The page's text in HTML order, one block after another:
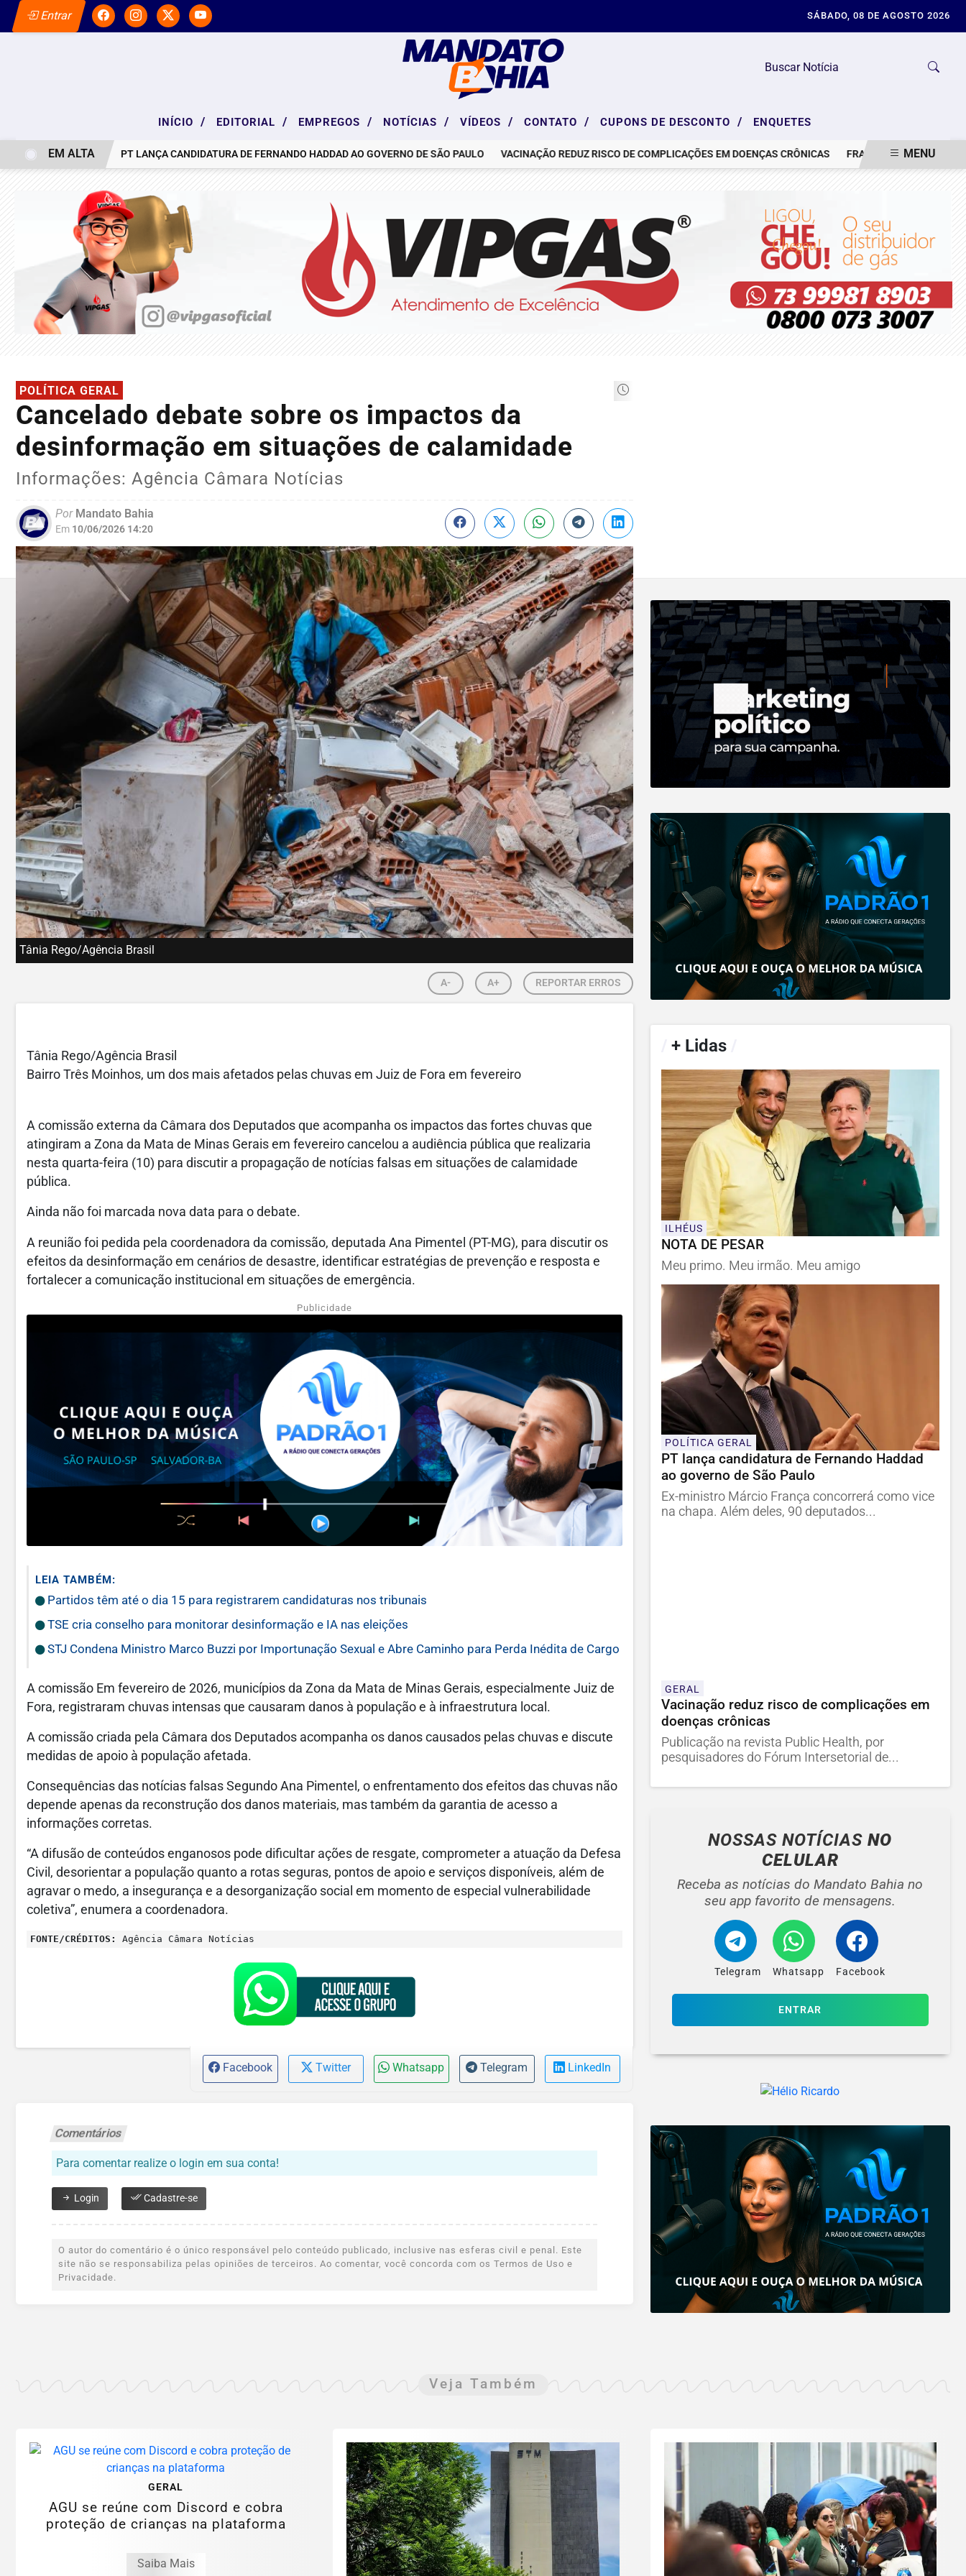
Entrar SÁBADO, 08 DE AGOSTO 2026
INÍCIO / EDITORIAL / EMPREGOS / NOTÍCIAS / VÍDEOS / CONTATO / CUPONS DE DESCONTO / ENQUETES
DE PESAR PT LANÇA CANDIDATURA DE FERNANDO HADDAD AO GOVERNO DE SÃO PAULO VACINAÇÃO REDUZ RISCO DE COMPLICAÇÕES EM DOENÇAS CRÔNICAS FRAUDE EM ENERGIA SOLAR NO
EM ALTA MENU
POLÍTICA GERAL
Cancelado debate sobre os impactos da
desinformação em situações de calamidade
Informações: Agência Câmara Notícias
PorMandato Bahia
Em 10/06/2026 14:20
Tânia Rego/Agência Brasil
A- A+ REPORTAR ERROS
Tânia Rego/Agência Brasil
Bairro Três Moinhos, um dos mais afetados pelas chuvas em Juiz de Fora em fevereiro
A comissão externa da Câmara dos Deputados que acompanha os impactos das fortes chuvas que
atingiram a Zona da Mata de Minas Gerais em fevereiro cancelou a audiência pública que realizaria
nesta quarta-feira (10) para discutir a propagação de notícias falsas em situações de calamidade
pública.
Ainda não foi marcada nova data para o debate.
A reunião foi pedida pela coordenadora da comissão, deputada Ana Pimentel (PT-MG), para discutir os
efeitos da desinformação em cenários de desastre, identificar estratégias de prevenção e resposta e
fortalecer a comunicação institucional em situações de emergência.
Publicidade
LEIA TAMBÉM:
Partidos têm até o dia 15 para registrarem candidaturas nos tribunais
TSE cria conselho para monitorar desinformação e IA nas eleições
STJ Condena Ministro Marco Buzzi por Importunação Sexual e Abre Caminho para Perda Inédita de Cargo
A comissão Em fevereiro de 2026, municípios da Zona da Mata de Minas Gerais, especialmente Juiz de
Fora, registraram chuvas intensas que causaram danos à população e à infraestrutura local.
A comissão criada pela Câmara dos Deputados acompanha os danos causados pelas chuvas e discute
medidas de apoio à população afetada.
Consequências das notícias falsas Segundo Ana Pimentel, o enfrentamento dos efeitos das chuvas não
depende apenas da reconstrução dos danos materiais, mas também da garantia de acesso a
informações corretas.
“A difusão de conteúdos enganosos pode dificultar ações de resgate, comprometer a atuação da Defesa
Civil, desorientar a população quanto a rotas seguras, pontos de apoio e serviços disponíveis, além de
agravar o medo, a insegurança e a desorganização social em momento de especial vulnerabilidade
coletiva”, enumera a coordenadora.
FONTE/CRÉDITOS: Agência Câmara Notícias
Facebook Twitter Whatsapp Telegram LinkedIn
Comentários
Para comentar realize o login em sua conta!
Login Cadastre-se
O autor do comentário é o único responsável pelo conteúdo publicado, inclusive nas esferas civil e penal. Este
site não se responsabiliza pelas opiniões de terceiros. Ao comentar, você concorda com os Termos de Uso e
Privacidade.
+ Lidas
ILHÉUS
NOTA DE PESAR
Meu primo. Meu irmão. Meu amigo
POLÍTICA GERAL
PT lança candidatura de Fernando Haddad
ao governo de São Paulo
Ex-ministro Márcio França concorrerá como vice
na chapa. Além deles, 90 deputados...
GERAL
Vacinação reduz risco de complicações em
doenças crônicas
Publicação na revista Public Health, por
pesquisadores do Fórum Intersetorial de...
NOSSAS NOTÍCIASNO
CELULAR
Receba as notícias do Mandato Bahia no
seu app favorito de mensagens.
Telegram Whatsapp Facebook
ENTRAR
Veja Também
GERAL
AGU se reúne com Discord e cobra
proteção de crianças na plataforma
Saiba Mais